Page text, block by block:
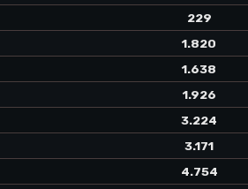
229
1.820
1.638
1.926
3.224
3.171
4.754